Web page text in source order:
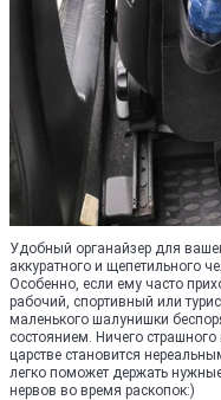
Удобный органайзер для
аккуратного и щепетильного
Особенно, если ему часто
рабочий, спортивный или
маленького шалунишки
состоянием. Ничего
царстве становится
легко поможет держать
нервов во время раскопок:)